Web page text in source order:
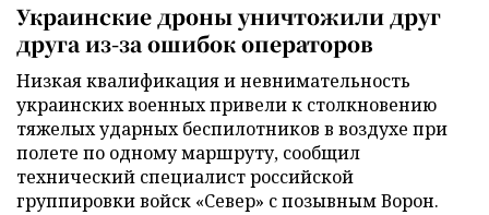
Украинские дроны уничтожили друг
друга из-за ошибок операторов
Низкая квалификация и невнимательность
украинских военных привели к столкновению
тяжелых ударных беспилотников в воздухе при
полете по одному маршруту, сообщил
технический специалист российской
группировки войск «Север» с позывным Ворон.